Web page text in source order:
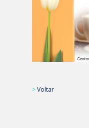
>Voltar